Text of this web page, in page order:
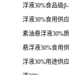
浮液30%食品级
浮液30%食用供
素油悬浮液30%
悬浮液30%食用
浮液30%用途供